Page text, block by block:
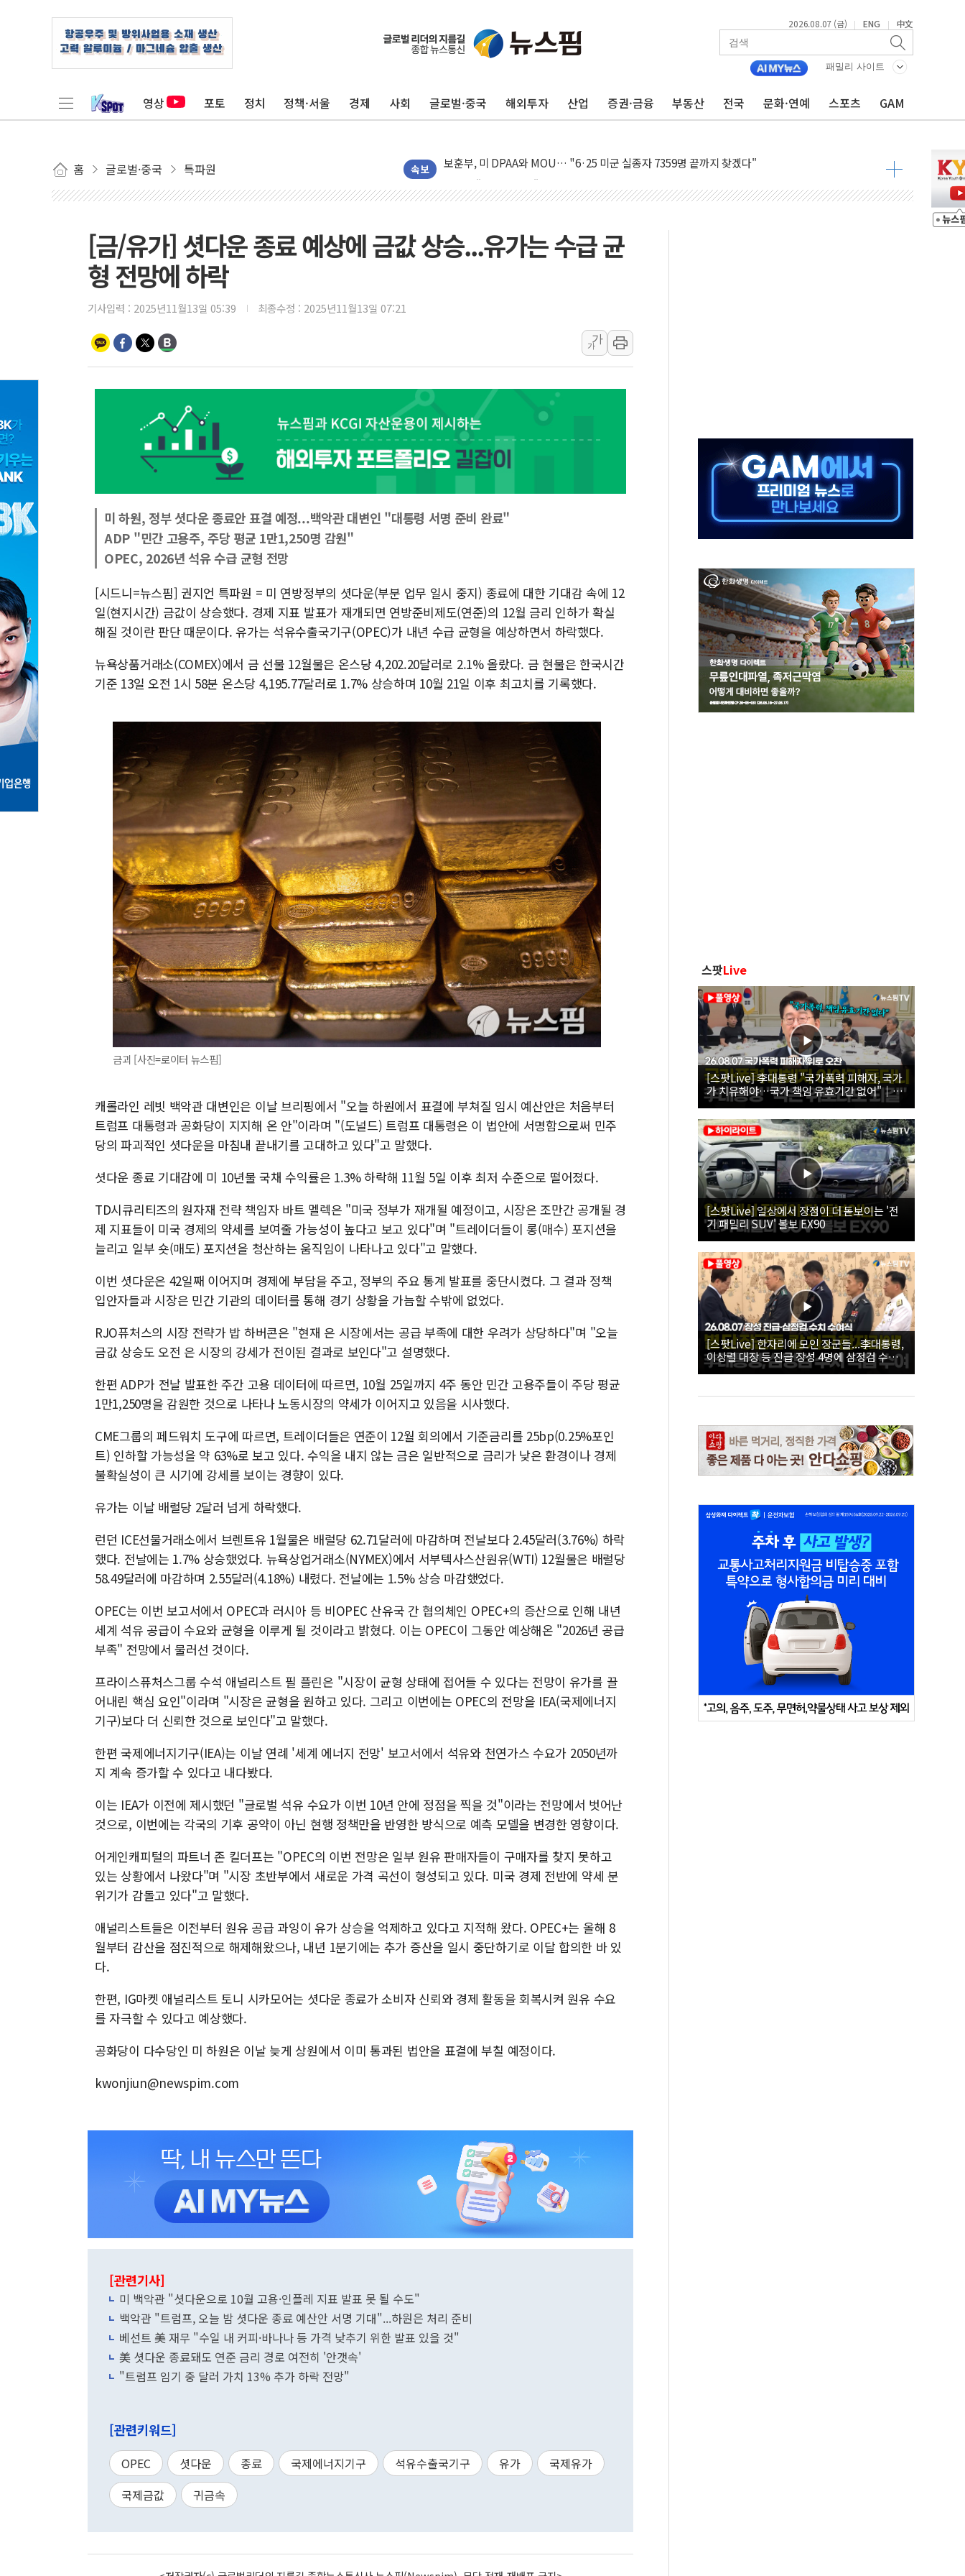
2026.08.07 (금) | ENG | 中文
패밀리 사이트
영상 포토 정치 정책·서울 경제 사회 글로벌·중국 해외투자 산업 증권·금융 부동산 전국 문화·연예 스포츠 GAM
홈 글로벌·중국 특파원 속보
[AI MY 뉴스] 뉴욕 반도체주 프리뷰...美 고용 쇼크에 반도체주 '활짝'
뉴욕증시 프리뷰, 美 고용 쇼크에 금리 인상 우려 후퇴…나스닥 선물 1%대 상승
[사진] 이슬람 수니파 3개국, 공동방위협정 체결
뉴욕증시 개장 전 특징주...아틀라시안·클라우드플레어·태양광주↑ VS 트레이드데스크·웬디스↓
트럼프 "금리 내려야"…파월 때와 달리 워시엔 톤 낮춰
특정 정치인 측근 포항시 정책특보 내정설...포항시 '시끌'
李 대통령, '6시간 마라톤 부동산 2차 회의' 주재… "전폭적 공급 확대·속도전 총력"
트럼프, 中 겨냥 폴리실리콘 관세 15% 부과…美 태양광주 급등
[인도증시] 중동 불안 속 유가 상승에 소폭 하락...금융주 낙폭 커
황희 '폐버스 청년주택' SNS 글 역풍에 "정부정책 아냐" 해명
사우디·튀르키예·파키스탄, '공동방위협정' 체결… 수니파 국가들의 새 안보 협력 구도
신길동 신축도 3.3㎡당 7250만원…써밋 클라비온 59㎡ 18억원대
용산공원·그린벨트로 또 충돌…반복되는 국토부-서울시 '정책 엇박자'
[금/유가] 셧다운 종료 예상에 금값 상승...유가는 수급 균
형 전망에 하락
기사입력 : 2025년11월13일 05:39 최종수정 : 2025년11월13일 07:21
가
가
미 하원, 정부 셧다운 종료안 표결 예정...백악관 대변인 "대통령 서명 준비 완료"
ADP "민간 고용주, 주당 평균 1만1,250명 감원"
OPEC, 2026년 석유 수급 균형 전망
[시드니=뉴스핌] 권지언 특파원 = 미 연방정부의 셧다운(부분 업무 일시 중지) 종료에 대한 기대감 속에 12
일(현지시간) 금값이 상승했다. 경제 지표 발표가 재개되면 연방준비제도(연준)의 12월 금리 인하가 확실
해질 것이란 판단 때문이다. 유가는 석유수출국기구(OPEC)가 내년 수급 균형을 예상하면서 하락했다.
뉴욕상품거래소(COMEX)에서 금 선물 12월물은 온스당 4,202.20달러로 2.1% 올랐다. 금 현물은 한국시간
기준 13일 오전 1시 58분 온스당 4,195.77달러로 1.7% 상승하며 10월 21일 이후 최고치를 기록했다.
금괴 [사진=로이터 뉴스핌]
캐롤라인 레빗 백악관 대변인은 이날 브리핑에서 "오늘 하원에서 표결에 부쳐질 임시 예산안은 처음부터
트럼프 대통령과 공화당이 지지해 온 안"이라며 "(도널드) 트럼프 대통령은 이 법안에 서명함으로써 민주
당의 파괴적인 셧다운을 마침내 끝내기를 고대하고 있다"고 말했다.
셧다운 종료 기대감에 미 10년물 국채 수익률은 1.3% 하락해 11월 5일 이후 최저 수준으로 떨어졌다.
TD시큐리티즈의 원자재 전략 책임자 바트 멜렉은 "미국 정부가 재개될 예정이고, 시장은 조만간 공개될 경
제 지표들이 미국 경제의 약세를 보여줄 가능성이 높다고 보고 있다"며 "트레이더들이 롱(매수) 포지션을
늘리고 일부 숏(매도) 포지션을 청산하는 움직임이 나타나고 있다"고 말했다.
이번 셧다운은 42일째 이어지며 경제에 부담을 주고, 정부의 주요 통계 발표를 중단시켰다. 그 결과 정책
입안자들과 시장은 민간 기관의 데이터를 통해 경기 상황을 가늠할 수밖에 없었다.
RJO퓨처스의 시장 전략가 밥 하버콘은 "현재 은 시장에서는 공급 부족에 대한 우려가 상당하다"며 "오늘
금값 상승도 오전 은 시장의 강세가 전이된 결과로 보인다"고 설명했다.
한편 ADP가 전날 발표한 주간 고용 데이터에 따르면, 10월 25일까지 4주 동안 민간 고용주들이 주당 평균
1만1,250명을 감원한 것으로 나타나 노동시장의 약세가 이어지고 있음을 시사했다.
CME그룹의 페드워치 도구에 따르면, 트레이더들은 연준이 12월 회의에서 기준금리를 25bp(0.25%포인
트) 인하할 가능성을 약 63%로 보고 있다. 수익을 내지 않는 금은 일반적으로 금리가 낮은 환경이나 경제
불확실성이 큰 시기에 강세를 보이는 경향이 있다.
유가는 이날 배럴당 2달러 넘게 하락했다.
런던 ICE선물거래소에서 브렌트유 1월물은 배럴당 62.71달러에 마감하며 전날보다 2.45달러(3.76%) 하락
했다. 전날에는 1.7% 상승했었다. 뉴욕상업거래소(NYMEX)에서 서부텍사스산원유(WTI) 12월물은 배럴당
58.49달러에 마감하며 2.55달러(4.18%) 내렸다. 전날에는 1.5% 상승 마감했었다.
OPEC는 이번 보고서에서 OPEC과 러시아 등 비OPEC 산유국 간 협의체인 OPEC+의 증산으로 인해 내년
세계 석유 공급이 수요와 균형을 이루게 될 것이라고 밝혔다. 이는 OPEC이 그동안 예상해온 "2026년 공급
부족" 전망에서 물러선 것이다.
프라이스퓨처스그룹 수석 애널리스트 필 플린은 "시장이 균형 상태에 접어들 수 있다는 전망이 유가를 끌
어내린 핵심 요인"이라며 "시장은 균형을 원하고 있다. 그리고 이번에는 OPEC의 전망을 IEA(국제에너지
기구)보다 더 신뢰한 것으로 보인다"고 말했다.
한편 국제에너지기구(IEA)는 이날 연례 '세계 에너지 전망' 보고서에서 석유와 천연가스 수요가 2050년까
지 계속 증가할 수 있다고 내다봤다.
이는 IEA가 이전에 제시했던 "글로벌 석유 수요가 이번 10년 안에 정점을 찍을 것"이라는 전망에서 벗어난
것으로, 이번에는 각국의 기후 공약이 아닌 현행 정책만을 반영한 방식으로 예측 모델을 변경한 영향이다.
어게인캐피털의 파트너 존 킬더프는 "OPEC의 이번 전망은 일부 원유 판매자들이 구매자를 찾지 못하고
있는 상황에서 나왔다"며 "시장 초반부에서 새로운 가격 곡선이 형성되고 있다. 미국 경제 전반에 약세 분
위기가 감돌고 있다"고 말했다.
애널리스트들은 이전부터 원유 공급 과잉이 유가 상승을 억제하고 있다고 지적해 왔다. OPEC+는 올해 8
월부터 감산을 점진적으로 해제해왔으나, 내년 1분기에는 추가 증산을 일시 중단하기로 이달 합의한 바 있
다.
한편, IG마켓 애널리스트 토니 시카모어는 셧다운 종료가 소비자 신뢰와 경제 활동을 회복시켜 원유 수요
를 자극할 수 있다고 예상했다.
공화당이 다수당인 미 하원은 이날 늦게 상원에서 이미 통과된 법안을 표결에 부칠 예정이다.
kwonjiun@newspim.com
[관련기사]
미 백악관 "셧다운으로 10월 고용·인플레 지표 발표 못 될 수도"
백악관 "트럼프, 오늘 밤 셧다운 종료 예산안 서명 기대"...하원은 처리 준비
베선트 美 재무 "수일 내 커피·바나나 등 가격 낮추기 위한 발표 있을 것"
美 셧다운 종료돼도 연준 금리 경로 여전히 '안갯속'
"트럼프 임기 중 달러 가치 13% 추가 하락 전망"
[관련키워드]
OPEC 셧다운 종료 국제에너지기구 석유수출국기구 유가
국제유가
국제금값
귀금속
스팟Live
[스팟Live] 李대통령 "국가폭력 피해자, 국가
가 치유해야…국가 책임 유효기간 없어"｜
26.08.07 국가폭력 피해자 위로 오찬
[스팟Live] 일상에서 장점이 더 돋보이는 '전
기 패밀리 SUV' 볼보 EX90
[스팟Live] 한자리에 모인 장군들...李대통령,
이상렬 대장 등 진급 장성 4명에 삼정검 수치
직접 수여｜26.08.07 장성 진급·삼정검 수치